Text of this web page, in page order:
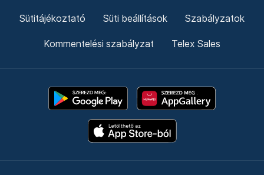
Sütitájékoztató Süti beállítások Szabályzatok
Kommentelési szabályzat Telex Sales